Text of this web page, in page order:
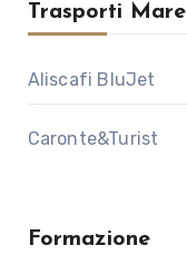
Trasporti Mare
Aliscafi BluJet
Caronte&Turist
Formazione